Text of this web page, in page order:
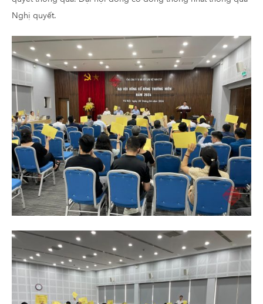
Nghị quyết.